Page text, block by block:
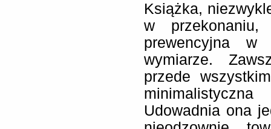
Książka,
w
prewencyjna w
wymiarze.
przede
Udowadnia ona